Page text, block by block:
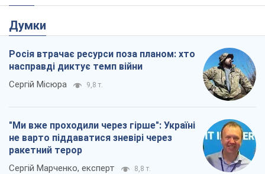
Думки
Росія втрачає ресурси поза планом: хто
насправді диктує темп війни
Сергій Місюра 9,8 т.
"Ми вже проходили через гірше": Україні
не варто піддаватися зневірі через
ракетний терор
Сергій Марченко, експерт 8,8 т.